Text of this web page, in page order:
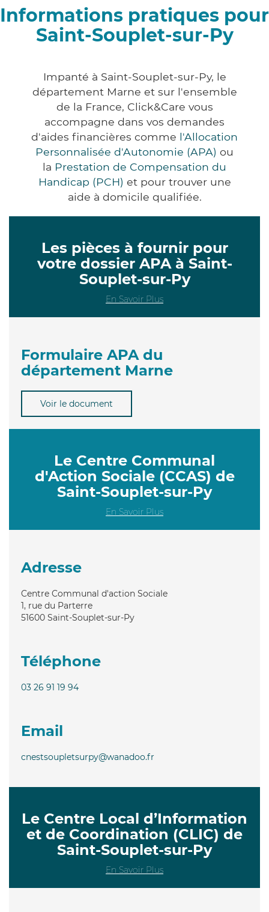
Informations pratiques pour
Saint-Souplet-sur-Py
Impanté à Saint-Souplet-sur-Py, le
département Marne et sur l'ensemble
de la France, Click&Care vous
accompagne dans vos demandes
d'aides financières comme l'Allocation
Personnalisée d'Autonomie (APA) ou
la Prestation de Compensation du
Handicap (PCH) et pour trouver une
aide à domicile qualifiée.
Les pièces à fournir pour
votre dossier APA à Saint-
Souplet-sur-Py
En Savoir Plus
Formulaire APA du
département Marne
Voir le document
Le Centre Communal
d'Action Sociale (CCAS) de
Saint-Souplet-sur-Py
En Savoir Plus
Adresse
Centre Communal d'action Sociale
1, rue du Parterre
51600 Saint-Souplet-sur-Py
Téléphone
03 26 91 19 94
Email
cnestsoupletsurpy@wanadoo.fr
Le Centre Local d’Information
et de Coordination (CLIC) de
Saint-Souplet-sur-Py
En Savoir Plus